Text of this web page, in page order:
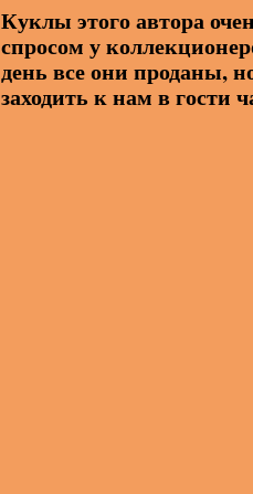
Куклы этого автора
спросом у
день все они проданы,
заходить к нам в гости